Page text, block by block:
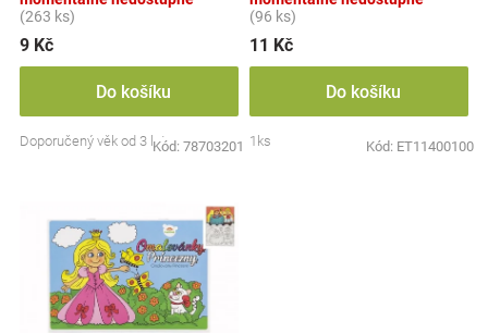
ů
(263 ks)
9 Kč
Do košíku
Doporučený věk od 3 letKód: 78703201
(96 ks)
11 Kč
Do košíku
1ks Kód: ET11400100